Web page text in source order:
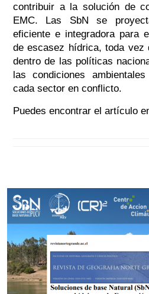
contribuir a la solución de
EMC. Las SbN se
eficiente e integradora para
de escasez hídrica, toda vez
dentro de las políticas
las condiciones
cada sector en conflicto.
Puedes encontrar el artículo